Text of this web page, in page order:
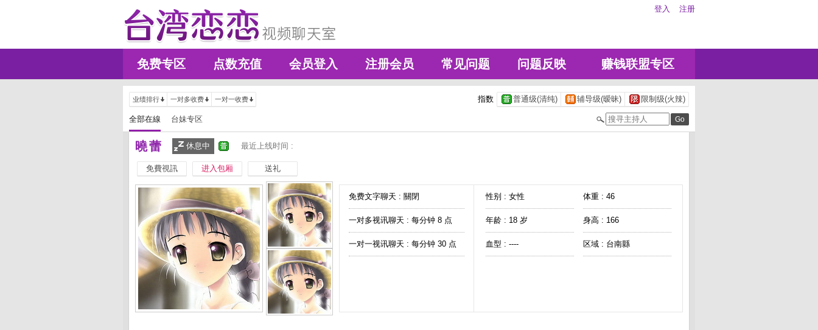
登入 注册
免费专区 点数充值 会员登入 注册会员 常见问题 问题反映 赚钱联盟专区
业绩排行 一对多收费 一对一收费 指数 普通级(清纯) 辅导级(暧昧) 限制级(火辣)
全部在線 台妹专区
曉蕾 休息中 最近上线时间 :
免費視訊 进入包厢 送礼
免费文字聊天 : 關閉
一对多视讯聊天 : 每分钟 8 点
一对一视讯聊天 : 每分钟 30 点
性别 : 女性 体重 : 46
年龄 : 18 岁 身高 : 166
血型 : ---- 区域 : 台南縣